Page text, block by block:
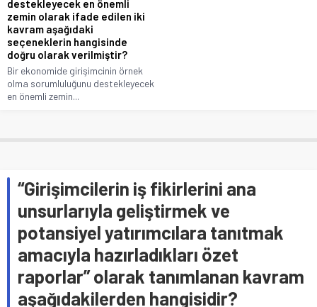
destekleyecek en önemli
zemin olarak ifade edilen iki
kavram aşağıdaki
seçeneklerin hangisinde
doğru olarak verilmiştir?
Bir ekonomide girişimcinin örnek
olma sorumluluğunu destekleyecek
en önemli zemin...
“Girişimcilerin iş fikirlerini ana
unsurlarıyla geliştirmek ve
potansiyel yatırımcılara tanıtmak
amacıyla hazırladıkları özet
raporlar” olarak tanımlanan kavram
aşağıdakilerden hangisidir?